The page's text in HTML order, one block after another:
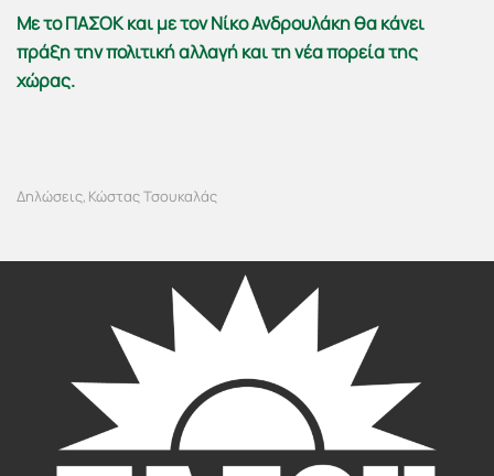
Με το ΠΑΣΟΚ και με τον Νίκο Ανδρουλάκη θα κάνει
πράξη την πολιτική αλλαγή και τη νέα πορεία της
χώρας.
Δηλώσεις, Κώστας Τσουκαλάς